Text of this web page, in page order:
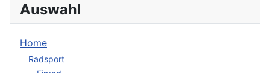
Auswahl
Home
Radsport